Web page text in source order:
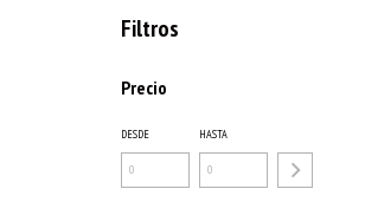
Filtros
Precio
DESDE HASTA